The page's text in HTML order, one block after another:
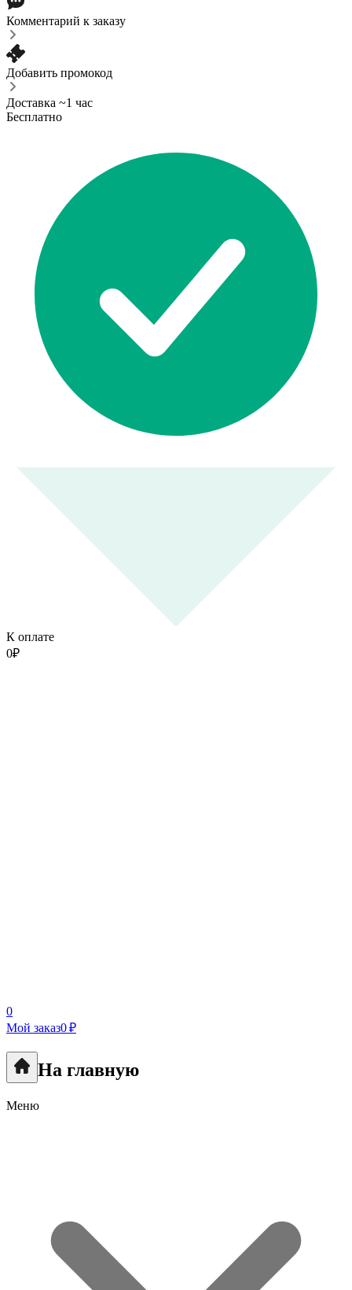
Комментарий к заказу
Добавить промокод
Доставка ~1 час
Бесплатно
К оплате
0₽
0
Мой заказ0 ₽
На главную
Меню